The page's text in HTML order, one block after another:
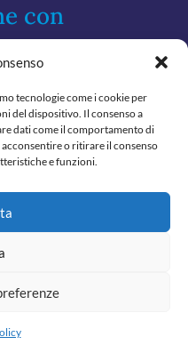
tecnologie come i cookie per
del dispositivo. Il consenso a
dati come il comportamento di
o ritirare il consenso
e funzioni.
con
riservati
by